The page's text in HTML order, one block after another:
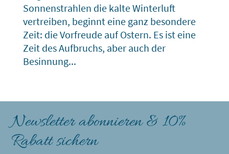
Sonnenstrahlen die kalte Winterluft
vertreiben, beginnt eine ganz besondere
Zeit: die Vorfreude auf Ostern. Es ist eine
Zeit des Aufbruchs, aber auch der
Besinnung...
Newsletter abonnieren & 10%
Rabatt sichern